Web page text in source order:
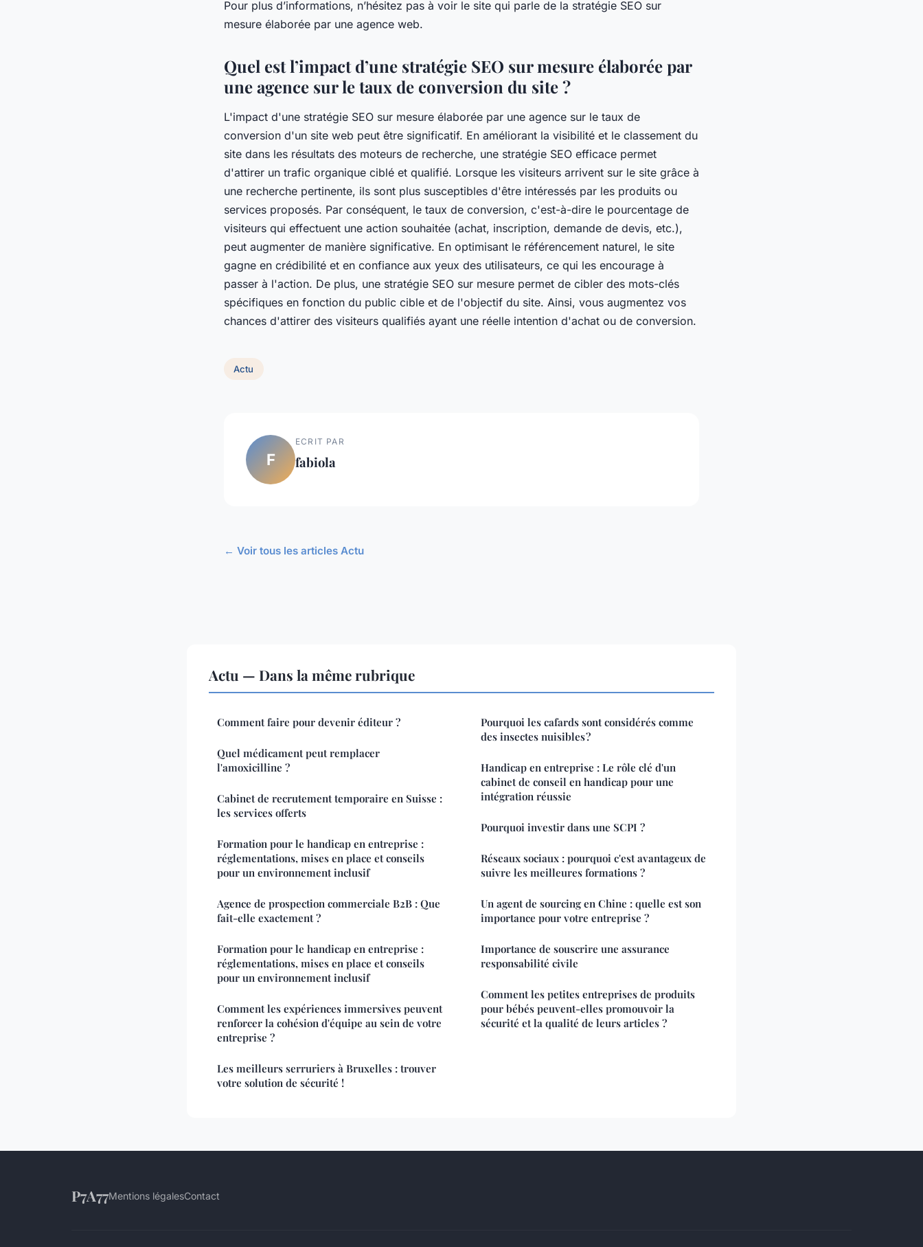
Pour plus d’informations, n’hésitez pas à voir le site qui parle de la stratégie SEO sur
mesure élaborée par une agence web.
Quel est l’impact d’une stratégie SEO sur mesure élaborée par
une agence sur le taux de conversion du site ?
L'impact d'une stratégie SEO sur mesure élaborée par une agence sur le taux de
conversion d'un site web peut être significatif. En améliorant la visibilité et le classement du
site dans les résultats des moteurs de recherche, une stratégie SEO efficace permet
d'attirer un trafic organique ciblé et qualifié. Lorsque les visiteurs arrivent sur le site grâce à
une recherche pertinente, ils sont plus susceptibles d'être intéressés par les produits ou
services proposés. Par conséquent, le taux de conversion, c'est-à-dire le pourcentage de
visiteurs qui effectuent une action souhaitée (achat, inscription, demande de devis, etc.),
peut augmenter de manière significative. En optimisant le référencement naturel, le site
gagne en crédibilité et en confiance aux yeux des utilisateurs, ce qui les encourage à
passer à l'action. De plus, une stratégie SEO sur mesure permet de cibler des mots-clés
spécifiques en fonction du public cible et de l'objectif du site. Ainsi, vous augmentez vos
chances d'attirer des visiteurs qualifiés ayant une réelle intention d'achat ou de conversion.
Actu
F
ECRIT PAR
fabiola
← Voir tous les articles Actu
Actu — Dans la même rubrique
Comment faire pour devenir éditeur ?
Quel médicament peut remplacer
l'amoxicilline ?
Cabinet de recrutement temporaire en Suisse :
les services offerts
Formation pour le handicap en entreprise :
réglementations, mises en place et conseils
pour un environnement inclusif
Agence de prospection commerciale B2B : Que
fait-elle exactement ?
Formation pour le handicap en entreprise :
réglementations, mises en place et conseils
pour un environnement inclusif
Comment les expériences immersives peuvent
renforcer la cohésion d'équipe au sein de votre
entreprise ?
Les meilleurs serruriers à Bruxelles : trouver
votre solution de sécurité !
Pourquoi les cafards sont considérés comme
des insectes nuisibles ?
Handicap en entreprise : Le rôle clé d'un
cabinet de conseil en handicap pour une
intégration réussie
Pourquoi investir dans une SCPI ?
Réseaux sociaux : pourquoi c'est avantageux de
suivre les meilleures formations ?
Un agent de sourcing en Chine : quelle est son
importance pour votre entreprise ?
Importance de souscrire une assurance
responsabilité civile
Comment les petites entreprises de produits
pour bébés peuvent-elles promouvoir la
sécurité et la qualité de leurs articles ?
P7A77Mentions légalesContact